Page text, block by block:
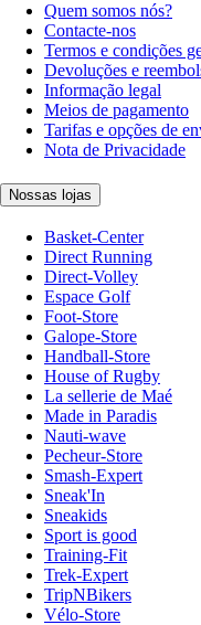
Quem somos nós?
Contacte-nos
Termos e condições
Devoluções e
Informação legal
Meios de pagamento
Tarifas e opções de
Nota de Privacidade
Nossas lojas
Basket-Center
Direct Running
Direct-Volley
Espace Golf
Foot-Store
Galope-Store
Handball-Store
House of Rugby
La sellerie de Maé
Made in Paradis
Nauti-wave
Pecheur-Store
Smash-Expert
Sneak'In
Sneakids
Sport is good
Training-Fit
Trek-Expert
TripNBikers
Vélo-Store